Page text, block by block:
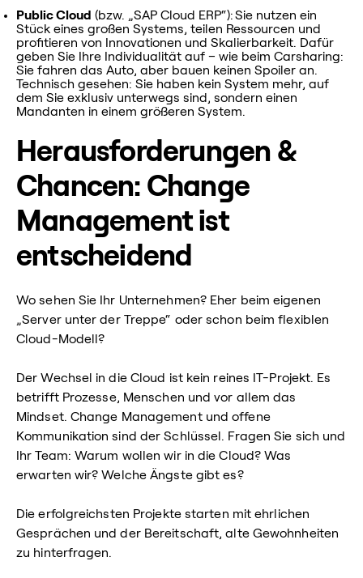
Public Cloud (bzw. „SAP Cloud ERP“): Sie nutzen ein
Stück eines großen Systems, teilen Ressourcen und
profitieren von Innovationen und Skalierbarkeit. Dafür
geben Sie Ihre Individualität auf – wie beim Carsharing:
Sie fahren das Auto, aber bauen keinen Spoiler an.
Technisch gesehen: Sie haben kein System mehr, auf
dem Sie exklusiv unterwegs sind, sondern einen
Mandanten in einem größeren System.
Herausforderungen &
Chancen: Change
Management ist
entscheidend
Wo sehen Sie Ihr Unternehmen? Eher beim eigenen
„Server unter der Treppe“ oder schon beim flexiblen
Cloud-Modell?
Der Wechsel in die Cloud ist kein reines IT-Projekt. Es
betrifft Prozesse, Menschen und vor allem das
Mindset. Change Management und offene
Kommunikation sind der Schlüssel. Fragen Sie sich und
Ihr Team: Warum wollen wir in die Cloud? Was
erwarten wir? Welche Ängste gibt es?
Die erfolgreichsten Projekte starten mit ehrlichen
Gesprächen und der Bereitschaft, alte Gewohnheiten
zu hinterfragen.